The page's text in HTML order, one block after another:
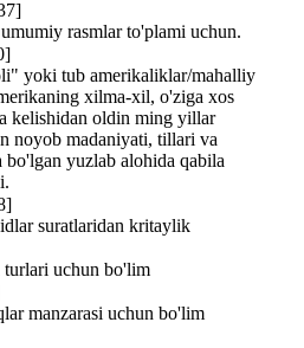
rasmlar to'plami uchun.
yoki tub amerikaliklar/mahalliy
xilma-xil, o'ziga xos
kelishidan oldin ming yillar
noyob madaniyati, tillari va
bo'lgan yuzlab alohida qabila
suratlaridan kritaylik
turlari uchun bo'lim
manzarasi uchun bo'lim